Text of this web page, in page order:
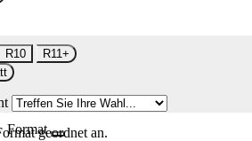
R10
R11+
Formatgeordnet an.